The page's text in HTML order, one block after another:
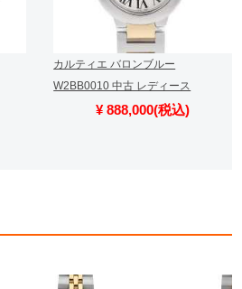
カルティエ バロンブルー
W2BB0010 中古 レディース
¥ 888,000(税込)